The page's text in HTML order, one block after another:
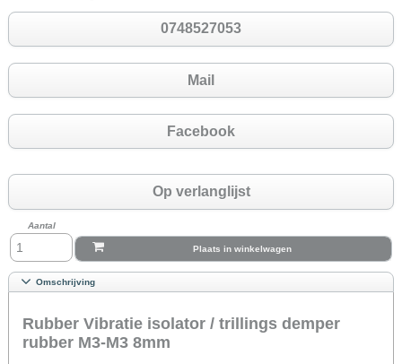
0748527053
Mail
Facebook
Op verlanglijst
Aantal
Plaats in winkelwagen
Omschrijving
Rubber Vibratie isolator / trillings demper
rubber M3-M3 8mm